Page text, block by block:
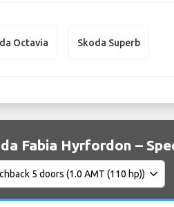
Octavia Skoda Superb
Fabia Hyrfordon –